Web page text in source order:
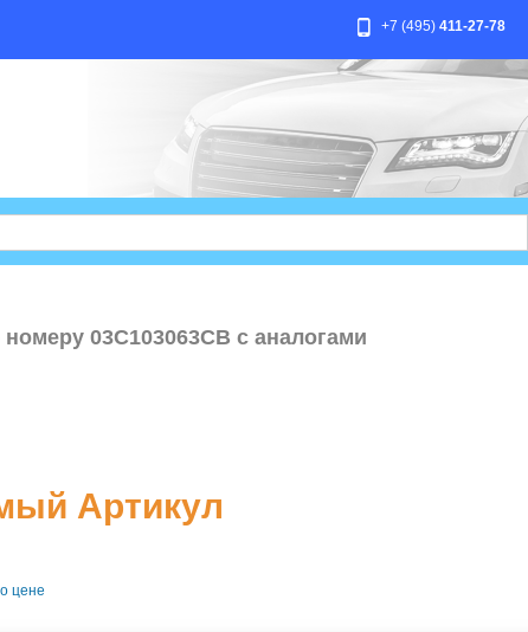
+7 (495) 411-27-78
03C103063CB с аналогами
Артикул
цене